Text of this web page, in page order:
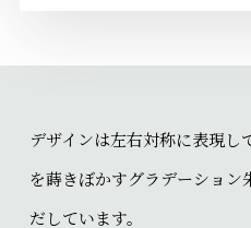
デザインは左右対称に表現し
を蒔きぼかすグラデーション
だしています。